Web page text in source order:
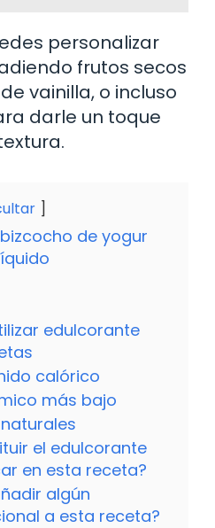
personalizar
frutos secos
vainilla, o incluso
darle un toque
de yogur
edulcorante
calórico
más bajo
el edulcorante
en esta receta?
algún
a esta receta?